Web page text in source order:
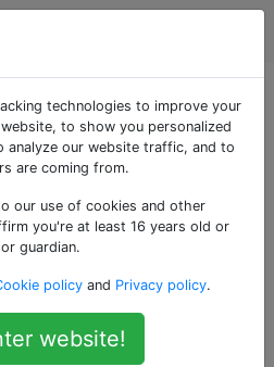
taggate
per input / output di testo.
eseguono programmi da
esatta tra un
technologies to improve your
to show you personalized
analyze our website traffic, and to
are coming from.
our use of cookies and other
you're at least 16 years old or
guardian.
policy and Privacy policy.
website!